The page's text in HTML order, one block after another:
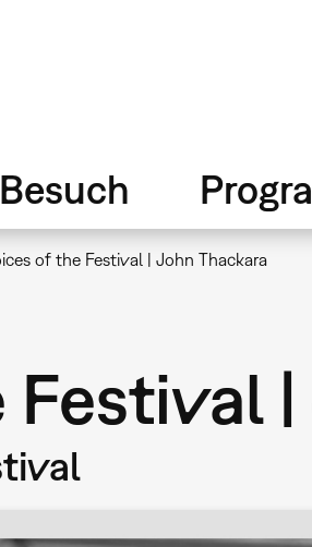
Besuch
of the Festival | John Thackara